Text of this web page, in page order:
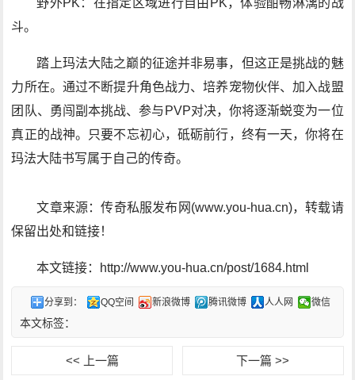
野外PK：在指定区域进行自由PK，体验酣畅淋漓的战
斗。
踏上玛法大陆之巅的征途并非易事，但这正是挑战的魅
力所在。通过不断提升角色战力、培养宠物伙伴、加入战盟
团队、勇闯副本挑战、参与PVP对决，你将逐渐蜕变为一位
真正的战神。只要不忘初心，砥砺前行，终有一天，你将在
玛法大陆书写属于自己的传奇。
文章来源：传奇私服发布网(www.you-hua.cn)，转载请
保留出处和链接！
本文链接：http://www.you-hua.cn/post/1684.html
分享到： QQ空间 新浪微博 腾讯微博 人人网 微信
本文标签：
<< 上一篇 下一篇 >>